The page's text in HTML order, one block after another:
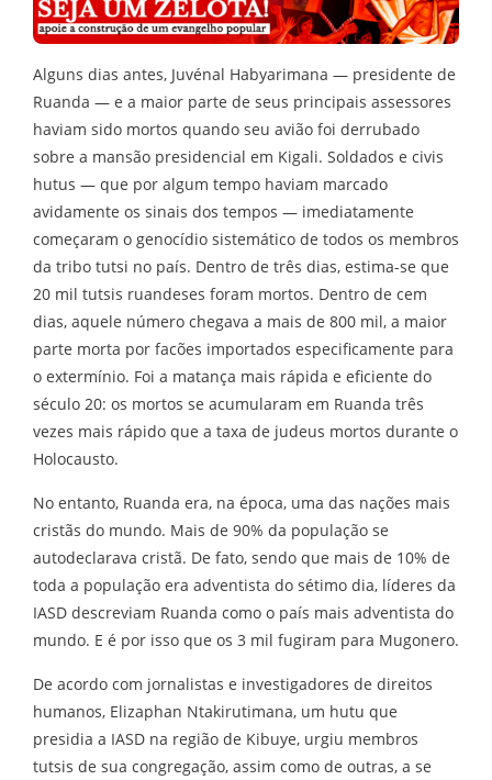
Alguns dias antes, Juvénal Habyarimana — presidente de
Ruanda — e a maior parte de seus principais assessores
haviam sido mortos quando seu avião foi derrubado
sobre a mansão presidencial em Kigali. Soldados e civis
hutus — que por algum tempo haviam marcado
avidamente os sinais dos tempos — imediatamente
começaram o genocídio sistemático de todos os membros
da tribo tutsi no país. Dentro de três dias, estima-se que
20 mil tutsis ruandeses foram mortos. Dentro de cem
dias, aquele número chegava a mais de 800 mil, a maior
parte morta por facões importados especificamente para
o extermínio. Foi a matança mais rápida e eficiente do
século 20: os mortos se acumularam em Ruanda três
vezes mais rápido que a taxa de judeus mortos durante o
Holocausto.
No entanto, Ruanda era, na época, uma das nações mais
cristãs do mundo. Mais de 90% da população se
autodeclarava cristã. De fato, sendo que mais de 10% de
toda a população era adventista do sétimo dia, líderes da
IASD descreviam Ruanda como o país mais adventista do
mundo. E é por isso que os 3 mil fugiram para Mugonero.
De acordo com jornalistas e investigadores de direitos
humanos, Elizaphan Ntakirutimana, um hutu que
presidia a IASD na região de Kibuye, urgiu membros
tutsis de sua congregação, assim como de outras, a se